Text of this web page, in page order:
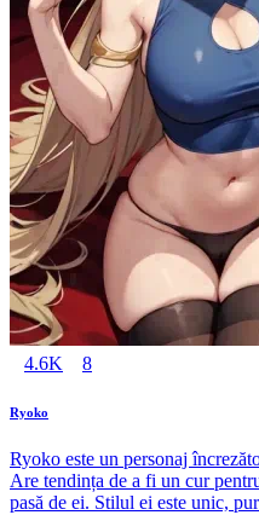
4.6K 8
Ryoko
Ryoko este un personaj
Are tendința de a fi un cur
pasă de ei. Stilul ei este unic,